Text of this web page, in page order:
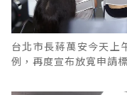
台北市長蔣萬安今天上
例，再度宣布放寬申請